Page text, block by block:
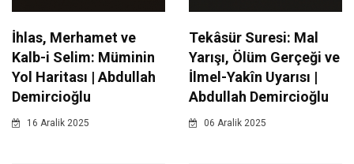
İhlas, Merhamet ve
Kalb-i Selim: Müminin
Yol Haritası | Abdullah
Demircioğlu
16 Aralik 2025
Tekâsür Suresi: Mal
Yarışı, Ölüm Gerçeği ve
İlmel-Yakîn Uyarısı |
Abdullah Demircioğlu
06 Aralik 2025